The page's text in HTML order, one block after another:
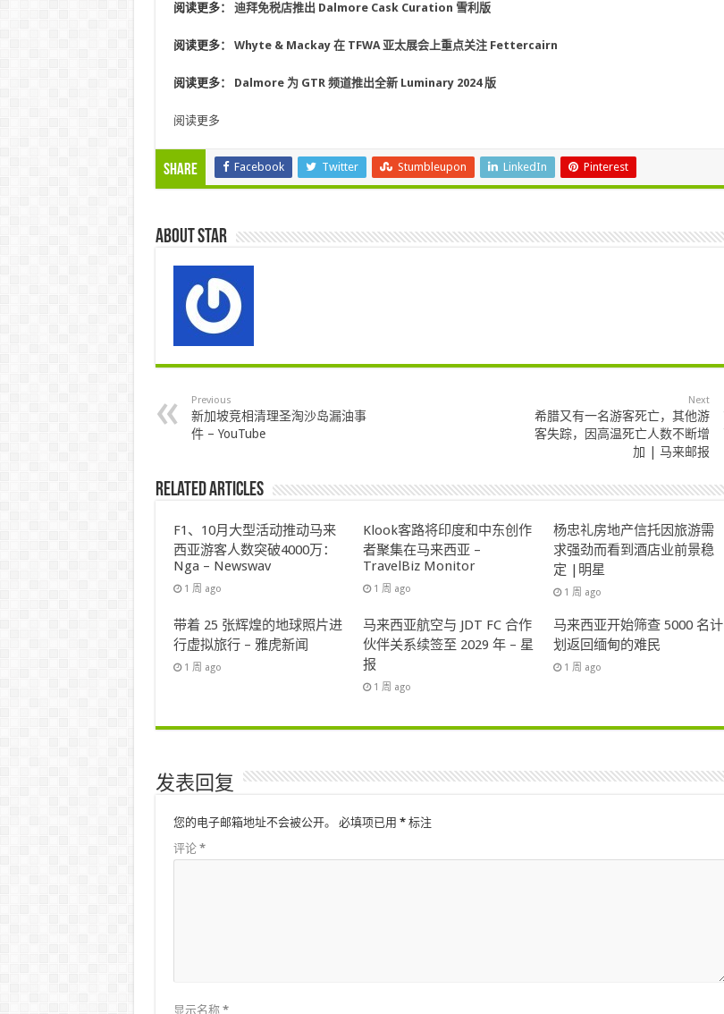
阅读更多： 迪拜免税店推出 Dalmore Cask Curation 雪利版
阅读更多： Whyte & Mackay 在 TFWA 亚太展会上重点关注 Fettercairn
阅读更多： Dalmore 为 GTR 频道推出全新 Luminary 2024 版
阅读更多
Share Facebook Twitter Stumbleupon LinkedIn Pinterest
About star
Previous
新加坡竞相清理圣淘沙岛漏油事
件 – YouTube
Next
希腊又有一名游客死亡，其他游
客失踪，因高温死亡人数不断增
加 | 马来邮报
Related Articles
F1、10月大型活动推动马来
西亚游客人数突破4000万：
Nga – Newswav
1 周 ago
Klook客路将印度和中东创作
者聚集在马来西亚 –
TravelBiz Monitor
1 周 ago
杨忠礼房地产信托因旅游需
求强劲而看到酒店业前景稳
定 |明星
1 周 ago
带着 25 张辉煌的地球照片进
行虚拟旅行 – 雅虎新闻
1 周 ago
马来西亚航空与 JDT FC 合作
伙伴关系续签至 2029 年 – 星
报
1 周 ago
马来西亚开始筛查 5000 名计
划返回缅甸的难民
1 周 ago
发表回复
您的电子邮箱地址不会被公开。 必填项已用 *标注
评论 *
显示名称 *